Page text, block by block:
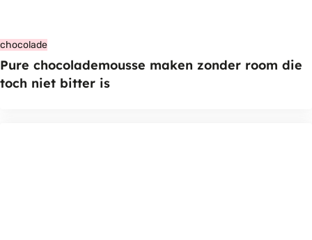
chocolade
Pure chocolademousse maken zonder room die
toch niet bitter is